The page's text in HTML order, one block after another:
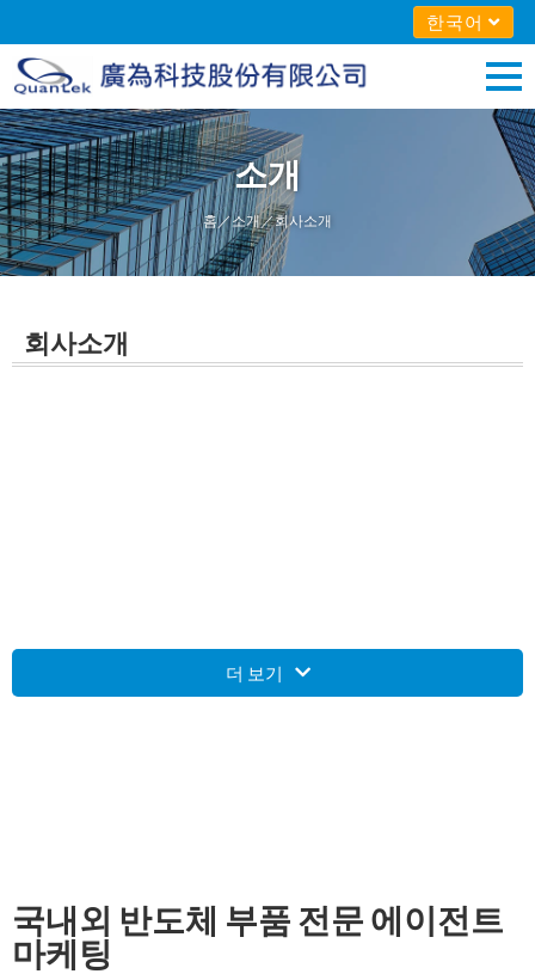
한국어
소개
홈／소개／회사소개
회사소개
더 보기
국내외 반도체 부품 전문 에이전트
마케팅